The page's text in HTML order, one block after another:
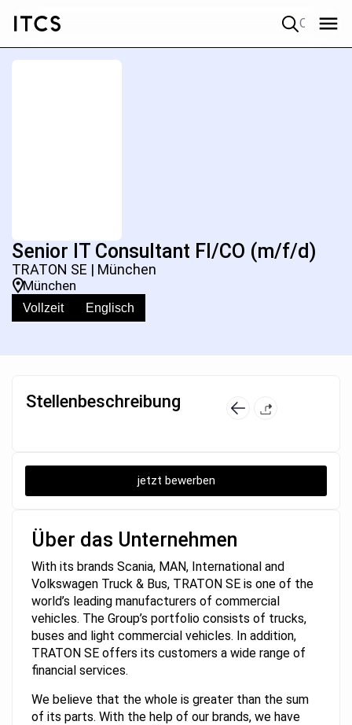
Senior IT Consultant FI/CO (m/f/d)
TRATON SE | München
München
Vollzeit Englisch
Stellenbeschreibung
jetzt bewerben
Über das Unternehmen
With its brands Scania, MAN, International and
Volkswagen Truck & Bus, TRATON SE is one of the
world’s leading manufacturers of commercial
vehicles. The Group’s portfolio consists of trucks,
buses and light commercial vehicles. In addition,
TRATON SE offers its customers a wide range of
financial services.
We believe that the whole is greater than the sum
of its parts. With the help of our brands, we have